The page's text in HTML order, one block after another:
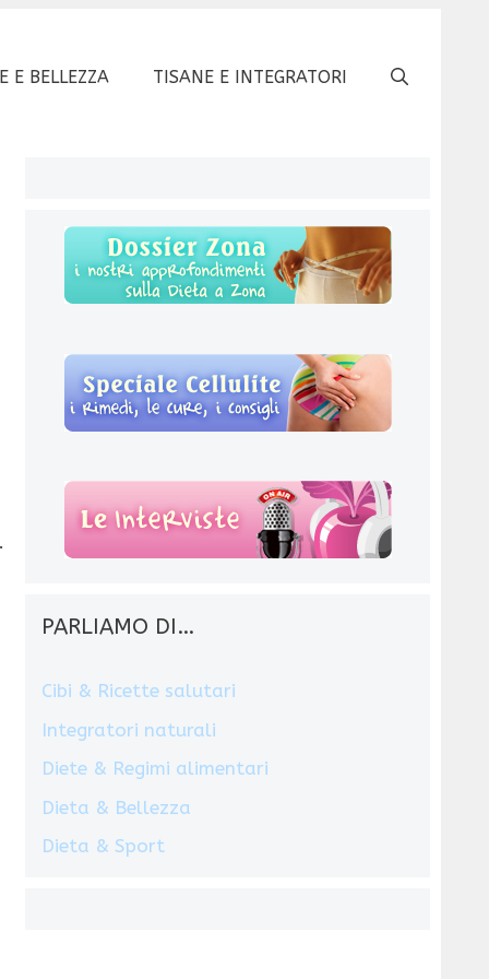
E BELLEZZA TISANE E INTEGRATORI
PARLIAMO DI…
Cibi & Ricette salutari
Integratori naturali
Diete & Regimi alimentari
Dieta & Bellezza
Dieta & Sport